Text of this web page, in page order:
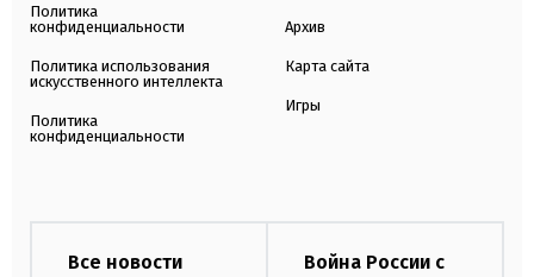
Политика
конфиденциальности
Политика использования
искусственного интеллекта
Политика
конфиденциальности
Архив
Карта сайта
Игры
Все новости
Война России с